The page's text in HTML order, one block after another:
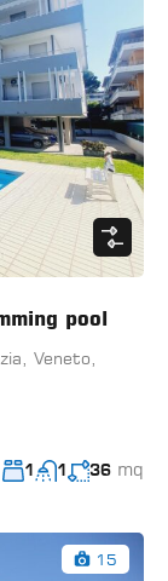
pool
Veneto,
1 1 36 mq
15